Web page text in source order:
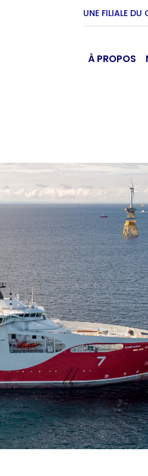
UNE FILIALE DU
À PROPOS